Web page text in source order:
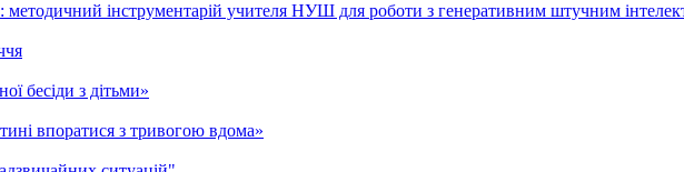
методичний інструментарій учителя НУШ для роботи з генеративним штучним
бесіди з дітьми»
впоратися з тривогою вдома»